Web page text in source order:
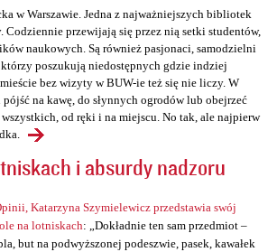
w Warszawie. Jedna z najważniejszych bibliotek
przewijają się przez nią setki studentów,
naukowych. Są również pasjonaci, samodzielni
którzy poszukują niedostępnych gdzie indziej
bez wizyty w BUW-ie też się nie liczy. W
na kawę, do słynnych ogrodów lub obejrzeć
od ręki i na miejscu. No tak, ale najpierw
i absurdy nadzoru
Katarzyna Szymielewicz przedstawia swój
na lotniskach: „Dokładnie ten sam przedmiot –
but na podwyższonej podeszwie, pasek, kawałek